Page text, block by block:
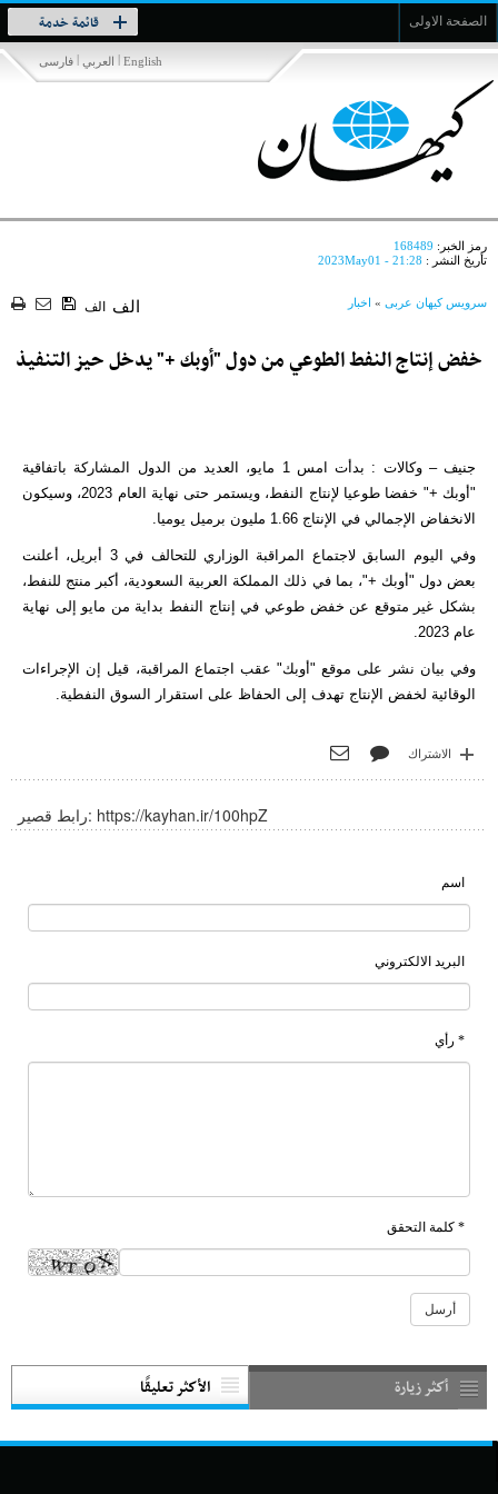
الصفحة الاولى قائمة خدمة
Toggle
navigation
فارسی | العربي | English
رمز الخبر: 168489
تأريخ النشر : 2023May01 - 21:28
سرویس کیهان عربی » اخبار الف الف
خفض إنتاج النفط الطوعي من دول "أوبك +" يدخل حيز التنفيذ
جنيف – وكالات : بدأت امس 1 مايو، العديد من الدول المشاركة باتفاقية
"أوبك +" خفضا طوعيا لإنتاج النفط، ويستمر حتى نهاية العام 2023، وسيكون
الانخفاض الإجمالي في الإنتاج 1.66 مليون برميل يوميا.
وفي اليوم السابق لاجتماع المراقبة الوزاري للتحالف في 3 أبريل، أعلنت
بعض دول "أوبك +"، بما في ذلك المملكة العربية السعودية، أكبر منتج للنفط،
بشكل غير متوقع عن خفض طوعي في إنتاج النفط بداية من مايو إلى نهاية
عام 2023.
وفي بيان نشر على موقع "أوبك" عقب اجتماع المراقبة، قيل إن الإجراءات
الوقائية لخفض الإنتاج تهدف إلى الحفاظ على استقرار السوق النفطية.
الاشتراك
رابط قصير: https://kayhan.ir/100hpZ
اسم
البريد الالكتروني
* رأي
* كلمة التحقق
أكثر زيارة الأكثر تعليقًا